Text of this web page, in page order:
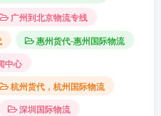
广州到北京物流专线
惠州货代-惠州国际物流
中心
杭州货代，杭州国际物流
深圳国际物流